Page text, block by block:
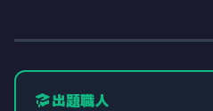
出題職人